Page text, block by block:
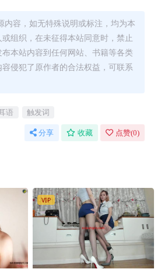
内容，如无特殊说明或标注，均为本
组织，在未征得本站同意时，禁止
本站内容到任何网站、书籍等各类
侵犯了原作者的合法权益，可联系
语 触发词
分享 收藏 点赞(0)
VIP